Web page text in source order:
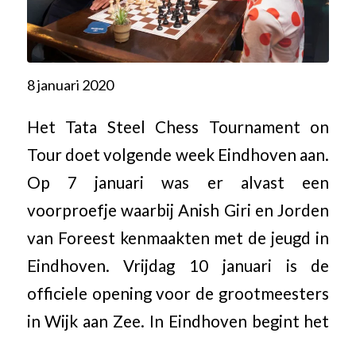
8 januari 2020
Het Tata Steel Chess Tournament on
Tour doet volgende week Eindhoven aan.
Op 7 januari was er alvast een
voorproefje waarbij Anish Giri en Jorden
van Foreest kenmaakten met de jeugd in
Eindhoven. Vrijdag 10 januari is de
officiele opening voor de grootmeesters
in Wijk aan Zee. In Eindhoven begint het